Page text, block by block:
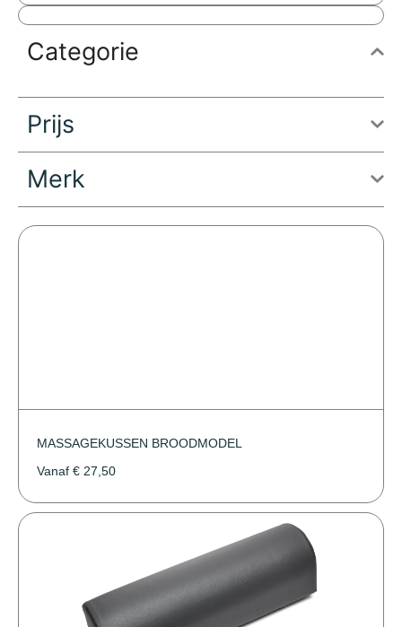
Categorie
Prijs
Merk
MASSAGEKUSSEN BROODMODEL
Vanaf € 27,50